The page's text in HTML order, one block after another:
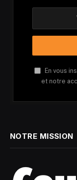
En vous
et notre
NOTRE MISSION